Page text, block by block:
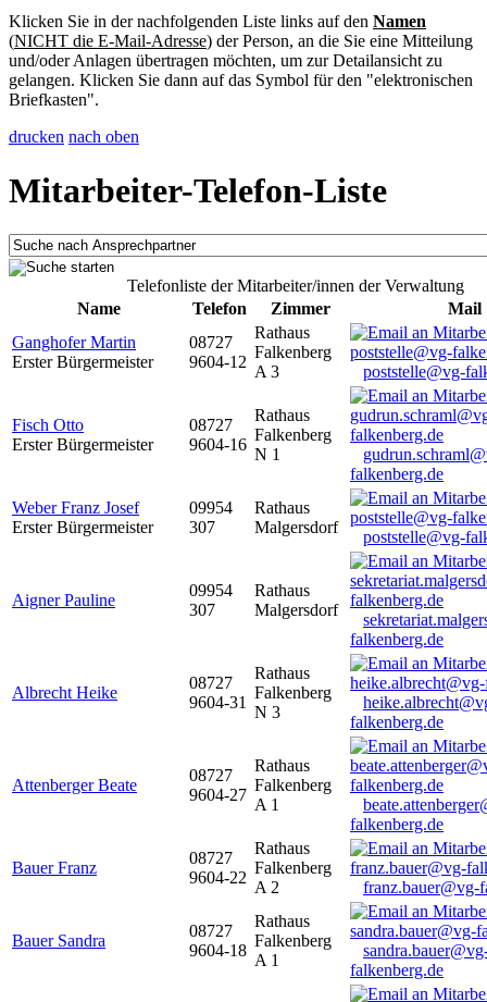
Klicken Sie in der nachfolgenden Liste links auf den Namen
(NICHT die E-Mail-Adresse) der Person, an die Sie eine Mitteilung
und/oder Anlagen übertragen möchten, um zur Detailansicht zu
gelangen. Klicken Sie dann auf das Symbol für den "elektronischen
Briefkasten".
drucken nach oben
Mitarbeiter-Telefon-Liste
Telefonliste der Mitarbeiter/innen der Verwaltung
Name
Telefon Zimmer
Mail
Ganghofer Martin
Erster Bürgermeister
08727
9604-12
Rathaus
Falkenberg
A 3
poststelle@vg-
Fisch Otto
Erster Bürgermeister
08727
9604-16
Rathaus
Falkenberg
N 1
falkenberg.de
Weber Franz Josef
Erster Bürgermeister
09954
307
Rathaus
Malgersdorf
poststelle@vg-
Aigner Pauline
09954
307
Rathaus
Malgersdorf
falkenberg.de
Albrecht Heike
08727
9604-31
Rathaus
Falkenberg
N 3
falkenberg.de
Attenberger Beate
08727
9604-27
Rathaus
Falkenberg
A 1
falkenberg.de
Bauer Franz
08727
9604-22
Rathaus
Falkenberg
A 2
franz.bauer@vg-
Bauer Sandra
08727
9604-18
Rathaus
Falkenberg
A 1
falkenberg.de